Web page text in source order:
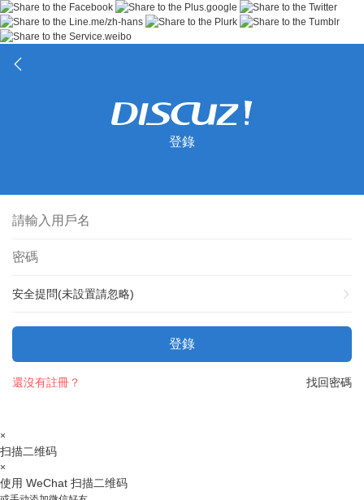
登錄
安全提問(未設置請忽略)
登錄
找回密碼
還沒有註冊？
×
扫描二维码
×
使用 WeChat 扫描二维码